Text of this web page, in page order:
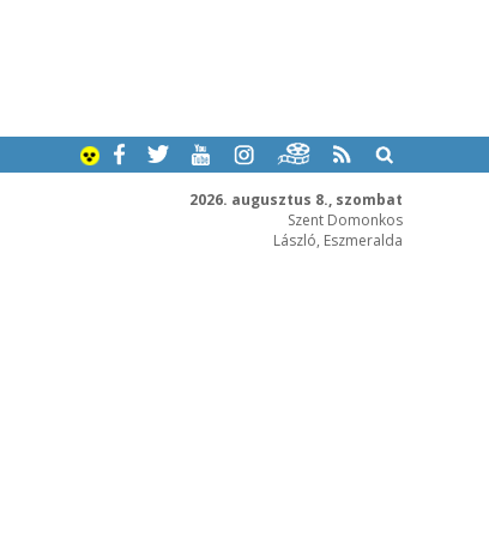
2026. augusztus 8., szombat
Szent Domonkos
László, Eszmeralda